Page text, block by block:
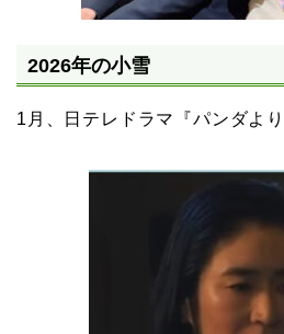
2026年の小雪
1月、日テレドラマ『パンダよ